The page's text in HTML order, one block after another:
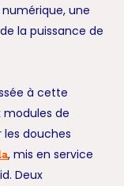
une
la puissance de
à cette
de
douches
, mis en service
Deux